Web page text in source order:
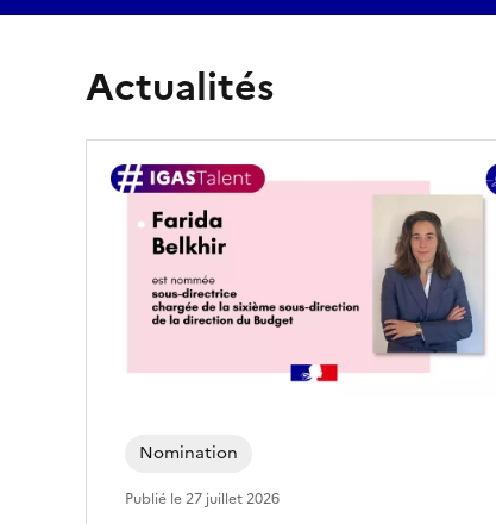
Actualités
Nomination
Publié le27 juillet 2026